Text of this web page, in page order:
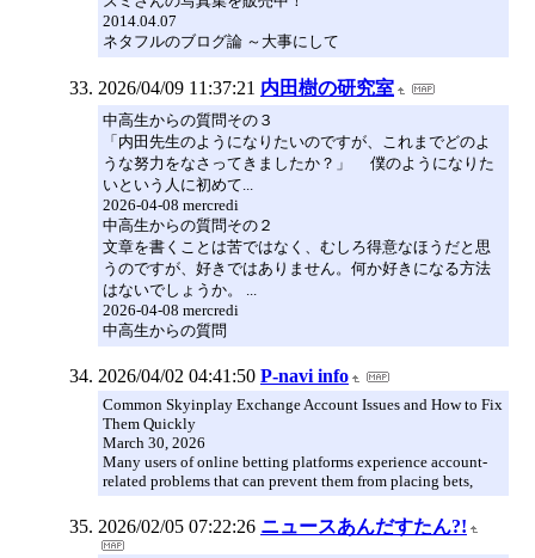
2014.04.07
ネタフルのブログ論 ～大事にして
2026/04/09 11:37:21 内田樹の研究室
中高生からの質問その３
「内田先生のようになりたいのですが、これまでどのよ
うな努力をなさってきましたか？」 僕のようになりた
いという人に初めて...
2026-04-08 mercredi
中高生からの質問その２
文章を書くことは苦ではなく、むしろ得意なほうだと思
うのですが、好きではありません。何か好きになる方法
はないでしょうか。 ...
2026-04-08 mercredi
中高生からの質問
2026/04/02 04:41:50 P-navi info
Common Skyinplay Exchange Account Issues and How to Fix
Them Quickly
March 30, 2026
Many users of online betting platforms experience account-
related problems that can prevent them from placing bets,
2026/02/05 07:22:26 ニュースあんだすたん?!